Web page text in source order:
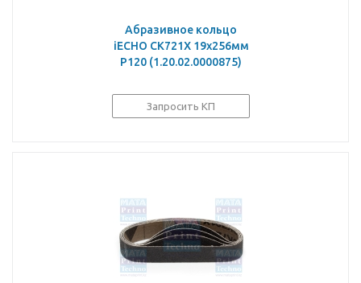
Абразивное кольцо
iECHO CK721X 19x256мм
P120 (1.20.02.0000875)
Запросить КП